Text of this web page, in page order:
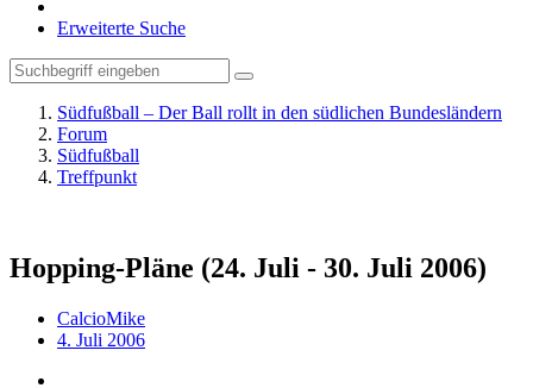
Erweiterte Suche
Südfußball – Der Ball rollt in den südlichen Bundesländern
Forum
Südfußball
Treffpunkt
Hopping-Pläne (24. Juli - 30. Juli 2006)
CalcioMike
4. Juli 2006